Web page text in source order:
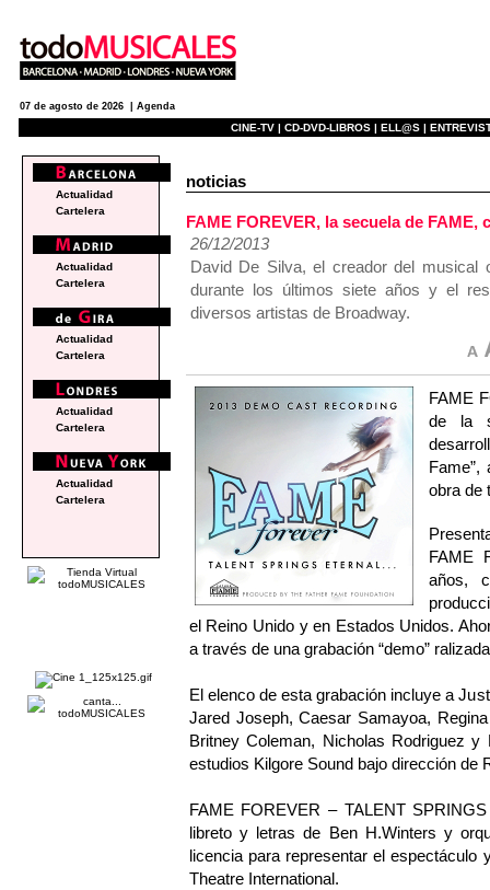
07 de agosto de 2026 | Agenda
CINE-TV | CD-DVD-LIBROS | ELL@S |
noticias
FAME FOREVER, la secuela de FAME,
26/12/2013
David De Silva, el creador del musical
durante los últimos siete años y el
diversos artistas de Broadway.
FAME
de la
Fame”,
obra de
FAME
años,
el Reino Unido y en Estados Unidos.
a través de una grabación “demo”
El elenco de esta grabación incluye a
Jared Joseph, Caesar Samayoa,
Britney Coleman, Nicholas Rodriguez
estudios Kilgore Sound bajo dirección de
FAME FOREVER – TALENT
libreto y letras de Ben H.Winters y
licencia para representar el
Theatre International.
Actualidad
Cartelera
Actualidad
Cartelera
Actualidad
Cartelera
Actualidad
Cartelera
Actualidad
Cartelera